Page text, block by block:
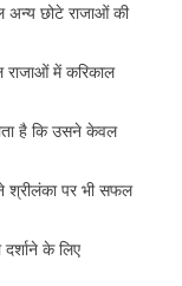
छोटे राजाओं की
राजाओं में करिकाल
है कि उसने केवल
श्रीलंका पर भी सफल
के लिए